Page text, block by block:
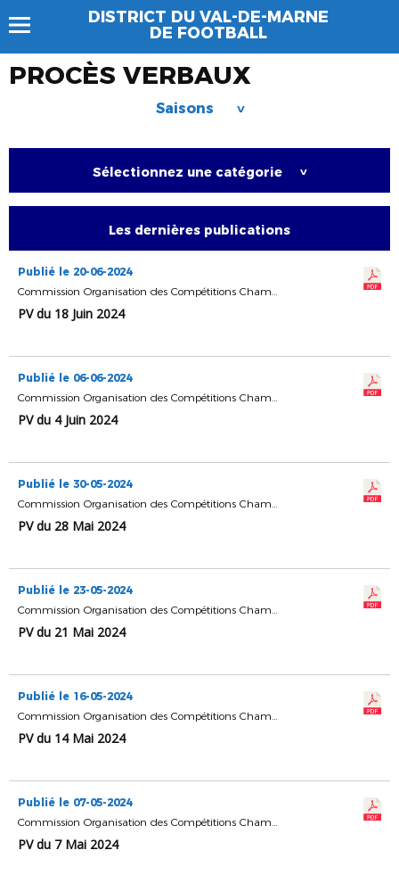
DISTRICT DU VAL-DE-MARNE
DE FOOTBALL
PROCÈS VERBAUX
Saisons >
Sélectionnez une catégorie >
Les dernières publications
Publié le 20-06-2024
Commission Organisation des Compétitions Championnats & Coupes
PV du 18 Juin 2024
Publié le 06-06-2024
Commission Organisation des Compétitions Championnats & Coupes
PV du 4 Juin 2024
Publié le 30-05-2024
Commission Organisation des Compétitions Championnats & Coupes
PV du 28 Mai 2024
Publié le 23-05-2024
Commission Organisation des Compétitions Championnats & Coupes
PV du 21 Mai 2024
Publié le 16-05-2024
Commission Organisation des Compétitions Championnats & Coupes
PV du 14 Mai 2024
Publié le 07-05-2024
Commission Organisation des Compétitions Championnats & Coupes
PV du 7 Mai 2024